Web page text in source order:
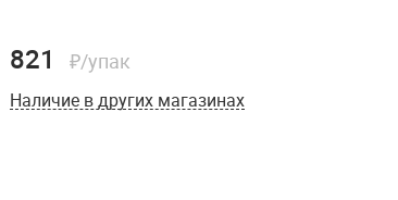
821 ₽/упак
Наличие в других магазинах